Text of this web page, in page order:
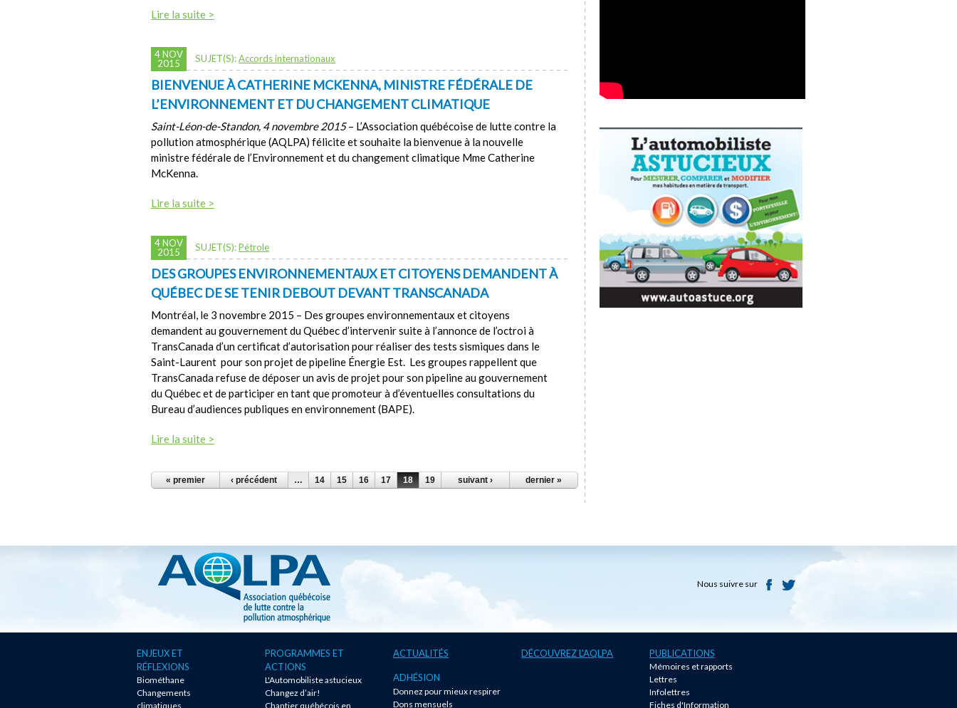
Lire la suite >
4 NOV
2015
SUJET(S):Accords internationaux
BIENVENUE À CATHERINE MCKENNA, MINISTRE FÉDÉRALE DE
L’ENVIRONNEMENT ET DU CHANGEMENT CLIMATIQUE
Saint-Léon-de-Standon, 4 novembre 2015– L’Association québécoise de lutte contre la
pollution atmosphérique (AQLPA) félicite et souhaite la bienvenue à la nouvelle
ministre fédérale de l’Environnement et du changement climatique Mme Catherine
McKenna.
Lire la suite >
4 NOV
2015
SUJET(S):Pétrole
DES GROUPES ENVIRONNEMENTAUX ET CITOYENS DEMANDENT À
QUÉBEC DE SE TENIR DEBOUT DEVANT TRANSCANADA
Montréal, le 3 novembre 2015 – Des groupes environnementaux et citoyens
demandent au gouvernement du Québec d’intervenir suite à l’annonce de l’octroi à
TransCanada d’un certificat d’autorisation pour réaliser des tests sismiques dans le
Saint-Laurent pour son projet de pipeline Énergie Est. Les groupes rappellent que
TransCanada refuse de déposer un avis de projet pour son pipeline au gouvernement
du Québec et de participer en tant que promoteur à d’éventuelles consultations du
Bureau d’audiences publiques en environnement (BAPE).
Lire la suite >
PAGES
« premier ‹ précédent … 14 15 16 17 18 19 21 22
suivant › dernier »
Nous suivre sur
ENJEUX ET
RÉFLEXIONS
Biométhane
Changements
climatiques
PROGRAMMES ET
ACTIONS
L'Automobiliste astucieux
Changez d’air!
Chantier québécois en
ACTUALITÉS
ADHÉSION
Donnez pour mieux respirer
Dons mensuels
DÉCOUVREZ L'AQLPA PUBLICATIONS
Mémoires et rapports
Lettres
Infolettres
Fiches d'Information